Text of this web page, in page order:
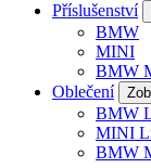
Příslušenství
BMW
MINI
BMW
Oblečení
BMW
MINI
BMW